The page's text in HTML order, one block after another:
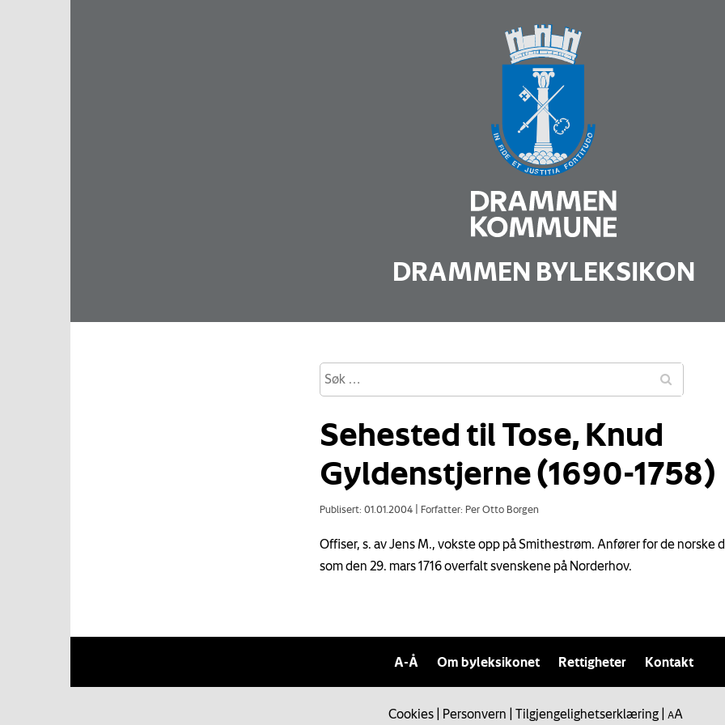
DRAMMEN BYLEKSIKON
Sehested til Tose, Knud
Gyldenstjerne (1690-1758)
Publisert: 01.01.2004 Forfatter: Per Otto Borgen
Offiser, s. av Jens M., vokste opp på Smithestrøm. Anfører for de norske
som den 29. mars 1716 overfalt svenskene på Norderhov.
A-Å Om byleksikonet Rettigheter Kontakt
Cookies Personvern Tilgjengelighetserklæring AA